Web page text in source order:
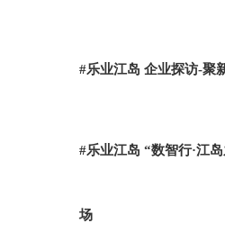
#乐业江岛 企业探访-聚
#乐业江岛 “数智行·江
场